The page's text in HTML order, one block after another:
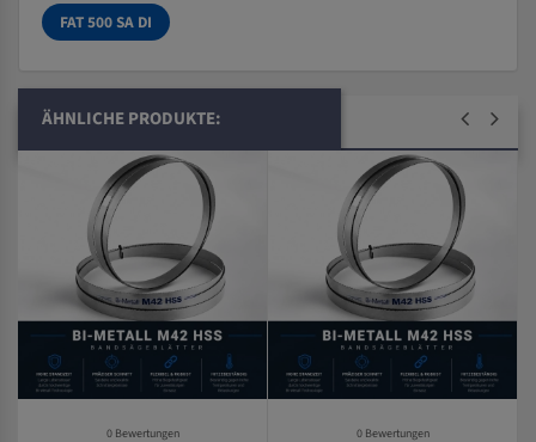
FAT 500 SA DI
ÄHNLICHE PRODUKTE:
0 Bewertungen 0 Bewertungen